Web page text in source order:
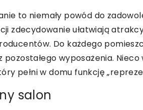
to niemały powód do
zdecydowanie ułatwiają
Do każdego
wyposażenia.
pełni w domu funkcję
salon